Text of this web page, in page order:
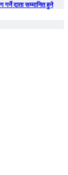
दाता सम्मानित हुने